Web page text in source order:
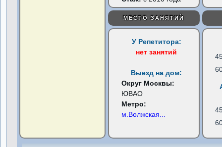
МЕСТО ЗАНЯТИЙ
У Репетитора:
нет занятий
Выезд на дом:
Округ Москвы:
ЮВАО
Метро:
м.Волжская